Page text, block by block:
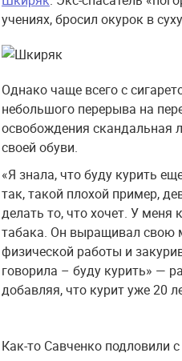
учениях, бросил окурок в
Однако чаще всего с
небольшого перерыва на
освобождения скандальная
своей обуви.
«Я знала, что буду курить
так, такой плохой пример,
делать то, что хочет. У меня
табака. Он выращивал свою
физической работы и
говорила – буду курить» —
добавляя, что курит уже 20
Как-то Савченко подловили